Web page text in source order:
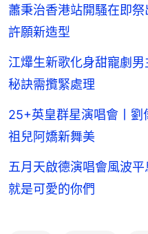
蕭秉治香港站開騷在即
許願新造型
江𤒹生新歌化身甜寵劇
秘訣需攬緊處理
25+英皇群星演唱會丨
祖兒阿嬌新舞美
五月天啟德演唱會風波
就是可愛的你們